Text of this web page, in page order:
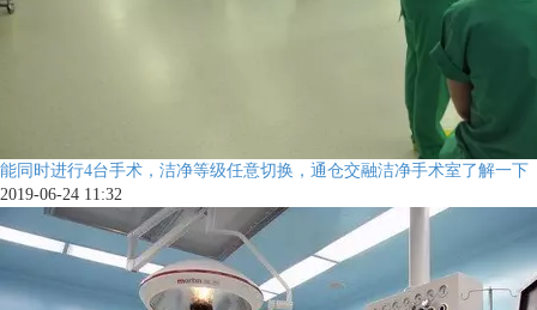
能同时进行4台手术，洁净等级任意切换，通仓交融洁净手术室了解一下
2019-06-24 11:32